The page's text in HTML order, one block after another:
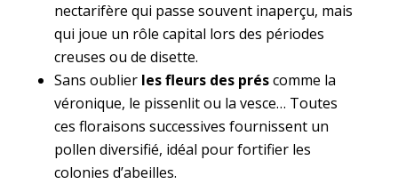
nectarifère qui passe souvent inaperçu, mais
qui joue un rôle capital lors des périodes
creuses ou de disette.
Sans oublier les fleurs des préscomme la
véronique, le pissenlit ou la vesce… Toutes
ces floraisons successives fournissent un
pollen diversifié, idéal pour fortifier les
colonies d’abeilles.